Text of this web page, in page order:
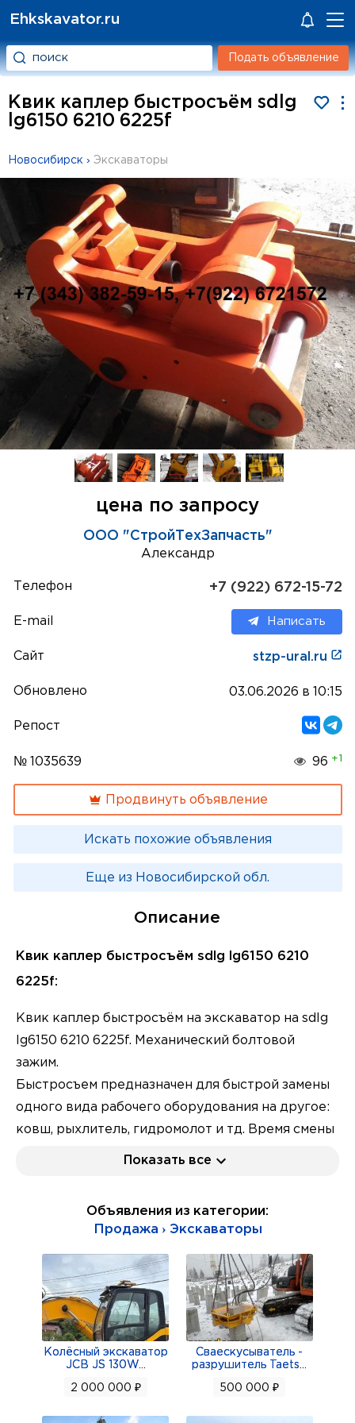
Ehkskavator.ru
Подать объявление
Квик каплер быстросъём sdlg
lg6150 6210 6225f
Новосибирск › Экскаваторы
цена по запросу
ООО "СтройТехЗапчасть"
Александр
Телефон +7 (922) 672-15-72
E-mail Написать
Сайт stzp-ural.ru
Обновлено 03.06.2026 в 10:15
Репост
№ 1035639 96 +1
Продвинуть объявление
Искать похожие объявления
Еще из Новосибирской обл.
Описание
Квик каплер быстросъём sdlg lg6150 6210
6225f:
Квик каплер быстросъём на экскаватор на sdlg
lg6150 6210 6225f. Механический болтовой
зажим.
Быстросъем предназначен для быстрой замены
одного вида рабочего оборудования на другое:
ковш, рыхлитель, гидромолот и тд. Время смены
быстросъема:
2) Увеличение срока службы пальцев и втулок.
При замене навесного оборудования,
крепящегося к рукояти без быстросъемного
устройства, приходится выбивать пальцы из
втулок. При этом неизбежно повреждаются как
абразивными частицами из грунта, и, как
Показать все
Объявления из категории:
Продажа › Экскаваторы
Колёсный экскаватор
JCB JS 130W...
2 000 000 ₽
Сваескусыватель -
разрушитель Taets
500 000 ₽